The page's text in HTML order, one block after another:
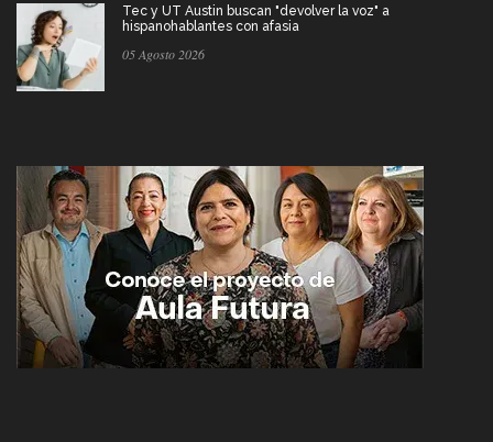
Tec y UT Austin buscan "devolver la voz" a
hispanohablantes con afasia
05 Agosto 2026